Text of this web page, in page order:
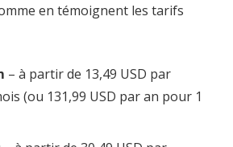
en témoignent les tarifs
– à partir de 13,49 USD par
(ou 131,99 USD par an pour 1